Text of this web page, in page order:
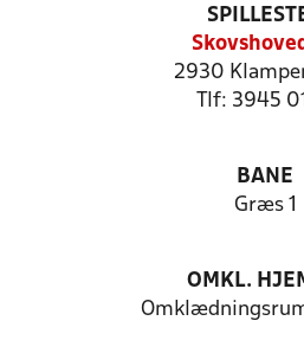
2930
Tlf: 3945
BANE
Græs 1
OMKL.
Omklædningsrum